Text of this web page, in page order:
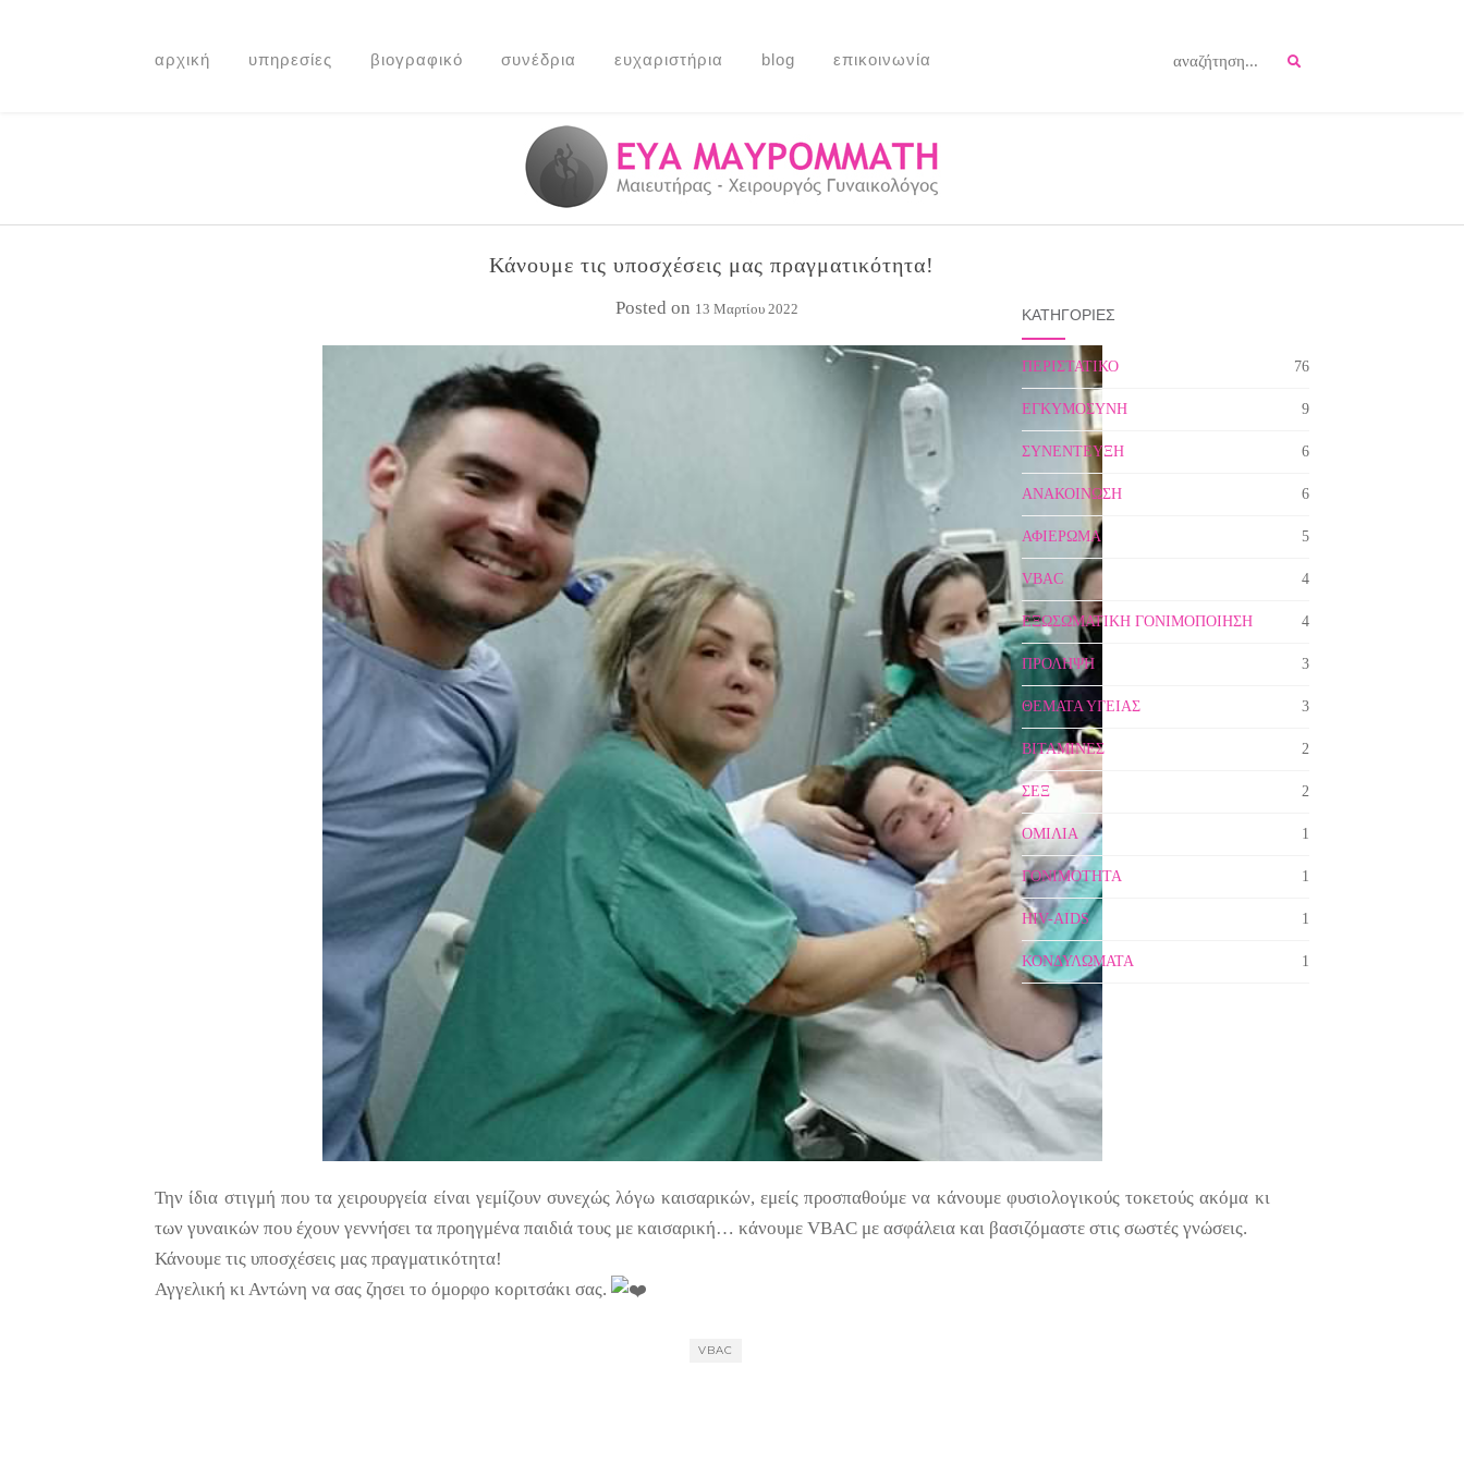
αρχική υπηρεσίες βιογραφικό συνέδρια ευχαριστήρια blog επικοινωνία
Κάνουμε τις υποσχέσεις μας πραγματικότητα!
Posted on 13 Μαρτίου 2022
Την ίδια στιγμή που τα χειρουργεία είναι γεμίζουν συνεχώς λόγω καισαρικών, εμείς προσπαθούμε να κάνουμε φυσιολογικούς τοκετούς ακόμα κι
των γυναικών που έχουν γεννήσει τα προηγμένα παιδιά τους με καισαρική… κάνουμε VBAC με ασφάλεια και βασιζόμαστε στις σωστές γνώσεις.
Κάνουμε τις υποσχέσεις μας πραγματικότητα!
Αγγελική κι Αντώνη να σας ζησει το όμορφο κοριτσάκι σας.
VBAC
ΚΑΤΗΓΟΡΙΕΣ
ΠΕΡΙΣΤΑΤΙΚΟ 76
ΕΓΚΥΜΟΣΥΝΗ 9
ΣΥΝΕΝΤΕΥΞΗ 6
ΑΝΑΚΟΙΝΩΣΗ 6
ΑΦΙΕΡΩΜΑ 5
VBAC 4
ΕΞΩΣΩΜΑΤΙΚΗ ΓΟΝΙΜΟΠΟΙΗΣΗ 4
ΠΡΟΛΗΨΗ 3
ΘΕΜΑΤΑ ΥΓΕΙΑΣ 3
ΒΙΤΑΜΙΝΕΣ 2
ΣΕΞ 2
ΟΜΙΛΙΑ 1
ΓΟΝΙΜΟΤΗΤΑ 1
HIV-AIDS 1
ΚΟΝΔΥΛΩΜΑΤΑ 1